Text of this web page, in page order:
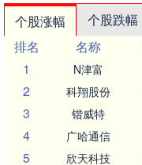
个股涨幅 个股跌幅
排名
名称
1
N津富
2 科翔股份
3 锴威特
4 广哈通信
5 欣天科技